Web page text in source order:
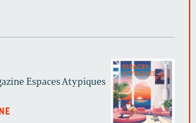
Espaces Atypiques